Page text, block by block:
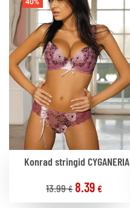
Konrad stringid CYGANERIA
13.99€ 8.39 €